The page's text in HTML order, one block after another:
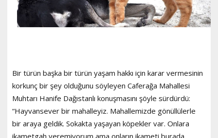
Bir türün başka bir türün yaşam hakkı için karar vermesinin
korkunç bir şey olduğunu söyleyen Caferağa Mahallesi
Muhtarı Hanife Dağıstanlı konuşmasını şöyle sürdürdü:
“Hayvansever bir mahalleyiz. Mahallemizde gönüllülerle
bir araya geldik. Sokakta yaşayan köpekler var. Onlara